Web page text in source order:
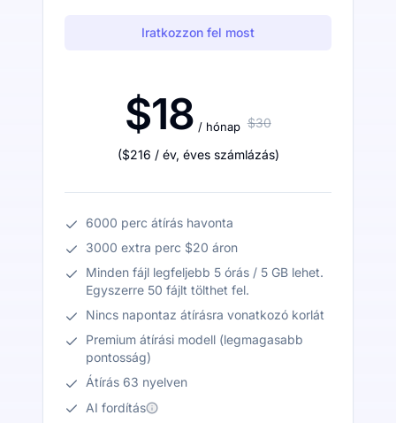
Iratkozzon fel most
$18 / hónap $30
($216 / év, éves számlázás)
6000 perc átírás havonta
3000 extra perc $20 áron
Minden fájl legfeljebb 5 órás / 5 GB lehet.
Egyszerre 50 fájlt tölthet fel.
Nincs napontaz átírásra vonatkozó korlát
Premium átírási modell (legmagasabb
pontosság)
Átírás 63 nyelven
AI fordítás